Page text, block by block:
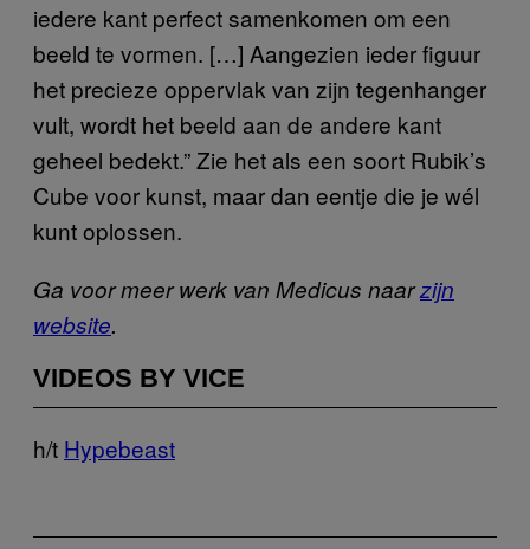
iedere kant perfect samenkomen om een
beeld te vormen. […] Aangezien ieder figuur
het precieze oppervlak van zijn tegenhanger
vult, wordt het beeld aan de andere kant
geheel bedekt.” Zie het als een soort Rubik’s
Cube voor kunst, maar dan eentje die je wél
kunt oplossen.
Ga voor meer werk van Medicus naarzijn
website.
VIDEOS BY VICE
h/t Hypebeast